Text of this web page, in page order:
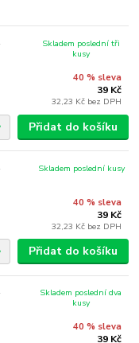
40 % sleva
39 Kč
32,23 Kč bez DPH
Skladem poslední tři
kusy
Přidat do košíku
40 % sleva
39 Kč
32,23 Kč bez DPH
Skladem poslední kusy
Přidat do košíku
40 % sleva
39 Kč
Skladem poslední dva
kusy